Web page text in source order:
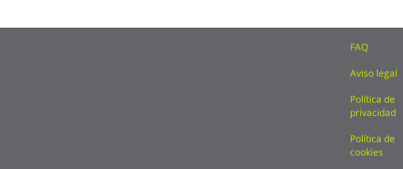
FAQ
Aviso legal
Política de
privacidad
Política de
cookies